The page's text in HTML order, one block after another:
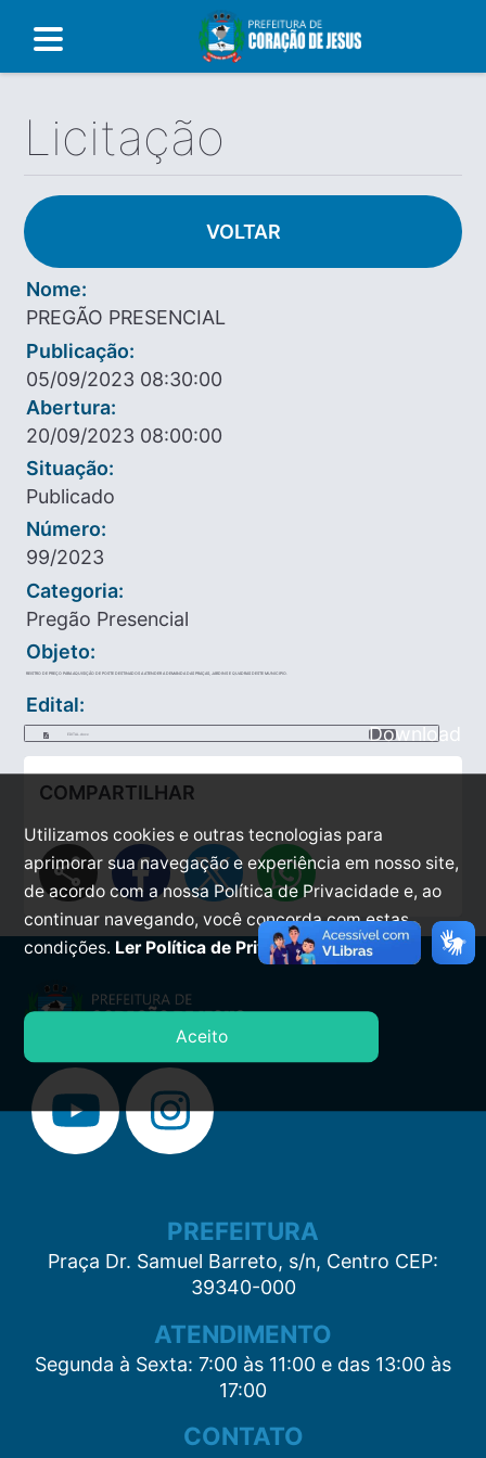
Licitação
VOLTAR
Nome:
PREGÃO PRESENCIAL
Publicação:
05/09/2023 08:30:00
Abertura:
20/09/2023 08:00:00
Situação:
Publicado
Número:
99/2023
Categoria:
Pregão Presencial
Objeto:
REISTRO DE PREÇO PARA AQUISIÇÃO DE POSTE DESTINADOS A ATENDER A DEMANDA DAS PRAÇAS, JARDINS E QUADRAS DESTE MUNICIPIO.
Edital:
EDITAL.docx Download
COMPARTILHAR
share
PREFEITURA
Praça Dr. Samuel Barreto, s/n, Centro CEP:
39340-000
ATENDIMENTO
Segunda à Sexta: 7:00 às 11:00 e das 13:00 às
17:00
CONTATO
Utilizamos cookies e outras tecnologias para
aprimorar sua navegação e experiência em nosso site,
de acordo com a nossa Política de Privacidade e, ao
continuar navegando, você concorda com estas
condições. Ler Política de Privacidade.
Aceito